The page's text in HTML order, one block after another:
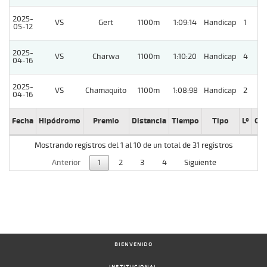
2025-
05-12
VS Gert 1100m 1:09:14 Handicap 1
2025-
04-16
VS Charwa 1100m 1:10:20 Handicap 4
2025-
04-16
VS Chamaquito 1100m 1:08:98 Handicap 2
Fecha Hipódromo Premio Distancia Tiempo Tipo Lº
Mostrando registros del 1 al 10 de un total de 31 registros
Anterior
1 2 3 4 Siguiente
BIENVENIDO